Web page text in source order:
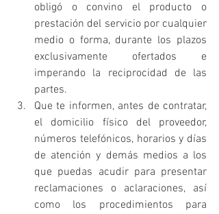
obligó o convino el producto o
prestación del servicio por cualquier
medio o forma, durante los plazos
exclusivamente ofertados e
imperando la reciprocidad de las
partes.
Que te informen, antes de contratar,
el domicilio físico del proveedor,
números telefónicos, horarios y días
de atención y demás medios a los
que puedas acudir para presentar
reclamaciones o aclaraciones, así
como los procedimientos para